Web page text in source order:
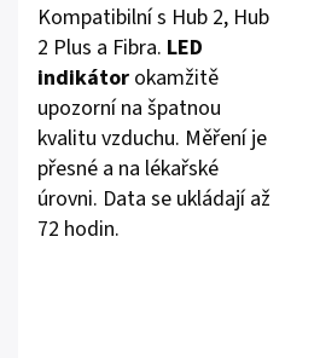
Kompatibilní s Hub 2, Hub
2 Plus a Fibra. LED
indikátor okamžitě
upozorní na špatnou
kvalitu vzduchu. Měření je
přesné a na lékařské
úrovni. Data se ukládají až
72 hodin.